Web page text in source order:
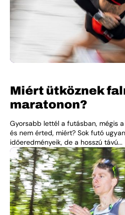
Miért ütköznek
maratonon?
Gyorsabb lettél a futásban, mégis
és nem érted, miért? Sok futó
időeredményeik, de a hosszú távú...